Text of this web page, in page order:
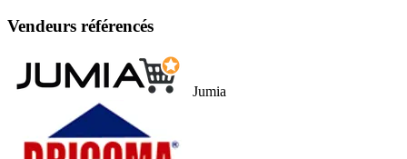
Vendeurs référencés
Jumia